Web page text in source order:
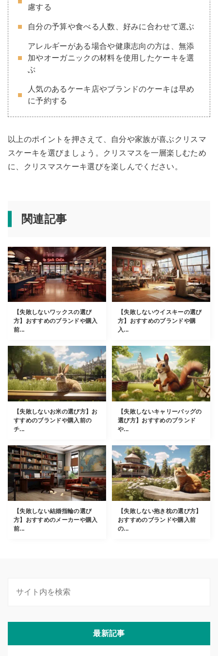
慮する
自分の予算や食べる人数、好みに合わせて選ぶ
アレルギーがある場合や健康志向の方は、無添
加やオーガニックの材料を使用したケーキを選
ぶ
人気のあるケーキ店やブランドのケーキは早め
に予約する
以上のポイントを押さえて、自分や家族が喜ぶクリスマ
スケーキを選びましょう。クリスマスを一層楽しむため
に、クリスマスケーキ選びを楽しんでください。
関連記事
【失敗しないワックスの選び
方】おすすめのブランドや購入
前...
【失敗しないウイスキーの選び
方】おすすめのブランドや購
入...
【失敗しないお米の選び方】お
すすめのブランドや購入前の
チ...
【失敗しないキャリーバッグの
選び方】おすすめのブランド
や...
【失敗しない結婚指輪の選び
方】おすすめのメーカーや購入
前...
【失敗しない抱き枕の選び方】
おすすめのブランドや購入前
の...
最新記事